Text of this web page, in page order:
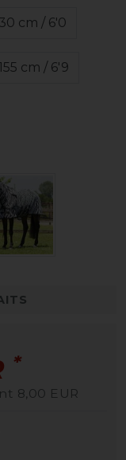
cm / 6'0
cm / 6'9
*
8,00 EUR